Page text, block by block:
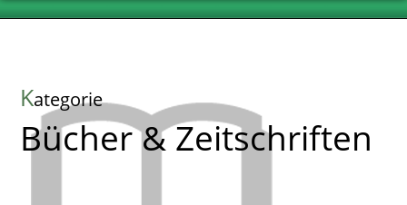
Kategorie
Bücher & Zeitschriften